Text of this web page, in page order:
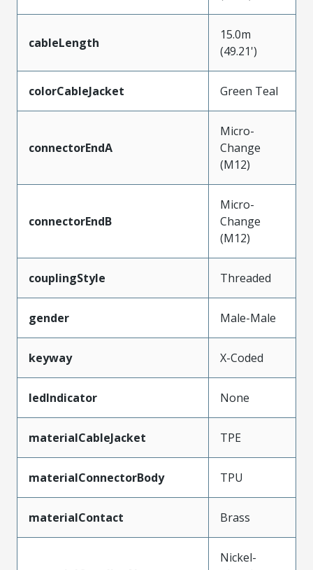
cableLength
15.0m
(49.21')
colorCableJacket Green Teal
connectorEndA
Micro-
Change
(M12)
connectorEndB
Micro-
Change
(M12)
couplingStyle Threaded
gender Male-Male
keyway X-Coded
ledIndicator None
materialCableJacket TPE
materialConnectorBody TPU
materialContact Brass
Nickel-